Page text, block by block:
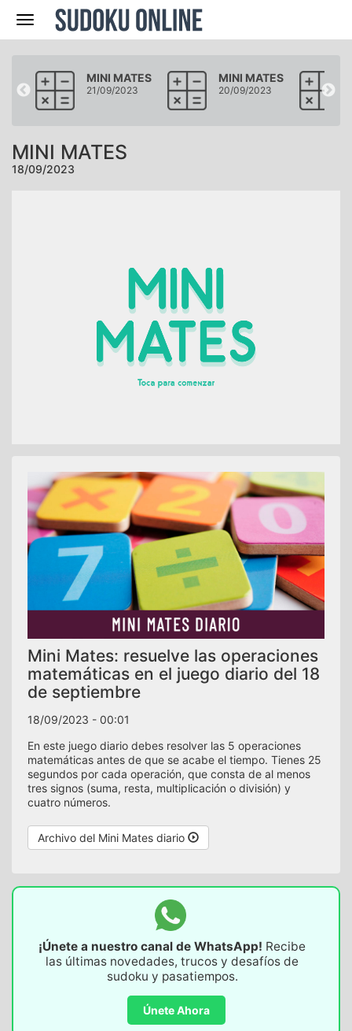
Navegación
MINI MATES
21/09/2023
MINI MATES
20/09/2023
MINI MATES
18/09/2023
Mini Mates: resuelve las operaciones
matemáticas en el juego diario del 18
de septiembre
18/09/2023 - 00:01
En este juego diario debes resolver las 5 operaciones
matemáticas antes de que se acabe el tiempo. Tienes 25
segundos por cada operación, que consta de al menos
tres signos (suma, resta, multiplicación o división) y
cuatro números.
Archivo del Mini Mates diario
¡Únete a nuestro canal de WhatsApp! Recibe
las últimas novedades, trucos y desafíos de
sudoku y pasatiempos.
Únete Ahora